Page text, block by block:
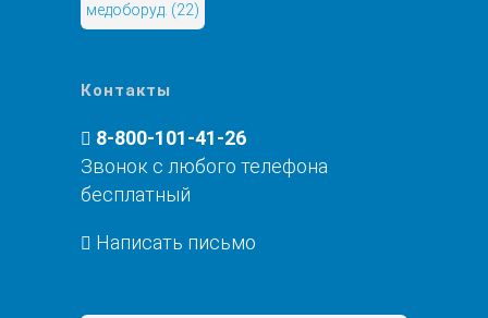
медоборуд. (22)
Контакты
8-800-101-41-26
Звонок с любого телефона
бесплатный
Написать письмо